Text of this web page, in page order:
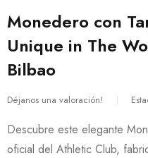
Monedero con
Unique in The
Bilbao
Déjanos una valoración!
Descubre este elegante
oficial del Athletic Club,